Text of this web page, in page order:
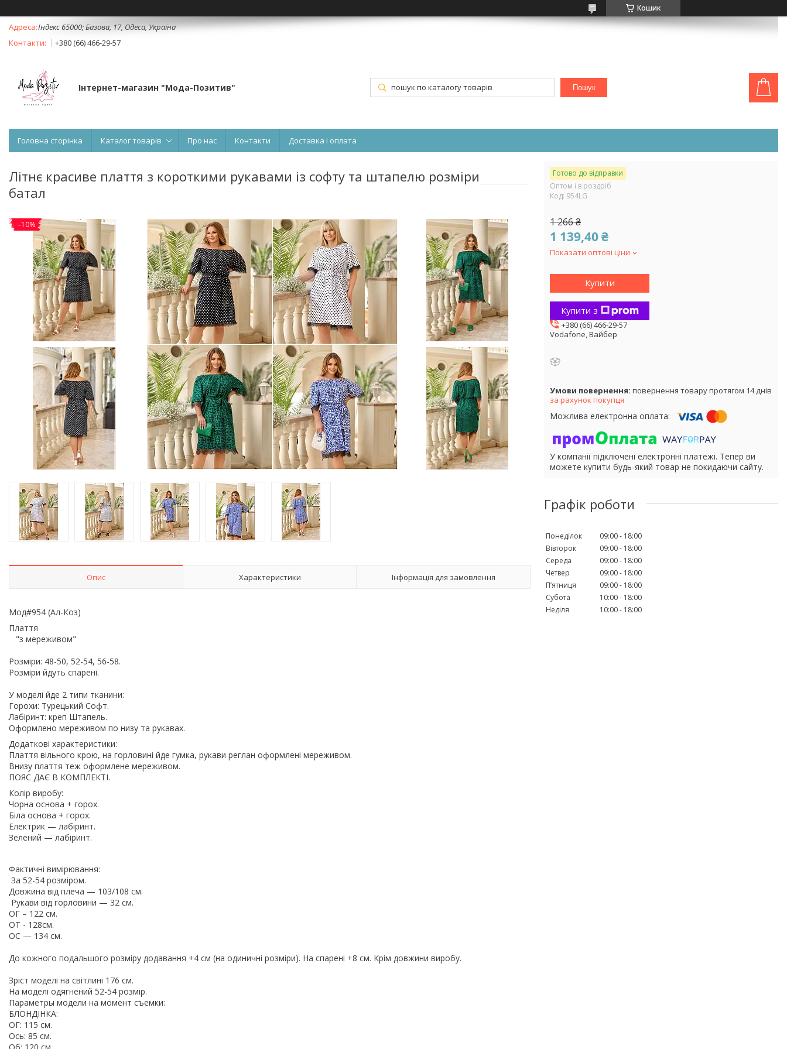
Кошик
Індекс 65000; Базова, 17, Одеса, Україна
+380 (66) 466-29-57
Інтернет-магазин "Мода-Позитив" Пошук
Головна сторінка Каталог товарів Про нас Контакти Доставка і оплата
Літнє красиве плаття з короткими рукавами із софту та штапелю розміри
батал
–10%
Опис Характеристики Інформація для замовлення
Мод#954 (Ал-Коз)
Плаття
"з мереживом"
Розміри: 48-50, 52-54, 56-58.
Розміри йдуть спарені.
У моделі йде 2 типи тканини:
Горохи: Турецький Софт.
Лабіринт: креп Штапель.
Оформлено мереживом по низу та рукавах.
Додаткові характеристики:
Плаття вільного крою, на горловині йде гумка, рукави реглан оформлені мереживом.
Внизу плаття теж оформлене мереживом.
ПОЯС ДАЄ В КОМПЛЕКТІ.
Колір виробу:
Чорна основа + горох.
Біла основа + горох.
Електрик — лабіринт.
Зелений — лабіринт.
Фактичні вимірювання:
За 52-54 розміром.
Довжина від плеча — 103/108 см.
Рукави від горловини — 32 см.
ОГ – 122 см.
ОТ - 128см.
ОС — 134 см.
До кожного подальшого розміру додавання +4 см (на одиничні розміри). На спарені +8 см. Крім довжини виробу.
Зріст моделі на світлині 176 см.
На моделі одягнений 52-54 розмір.
Параметры модели на момент съемки:
БЛОНДІНКА:
ОГ: 115 см.
Ось: 85 см.
Готово до відправки
Оптом і в роздріб
Код: 954LG
1 266 ₴
1 139,40 ₴
Показати оптові ціни
Купити
Купити з
+380 (66) 466-29-57
Vodafone, Вайбер
повернення товару протягом 14 днів
за рахунок покупця
У компанії підключені електронні платежі. Тепер ви
можете купити будь-який товар не покидаючи сайту.
Графік роботи
Понеділок 09:00
18:00
Вівторок
09:00
18:00
Середа
09:00
18:00
Четвер
09:00
18:00
Пʼятниця
09:00
18:00
Субота
10:00
18:00
Неділя
10:00 18:00